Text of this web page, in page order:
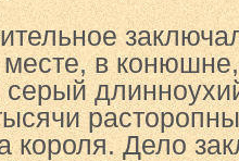
в
короля. Дело